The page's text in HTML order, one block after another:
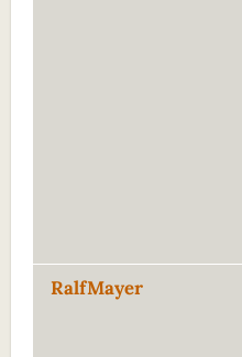
RalfMayer